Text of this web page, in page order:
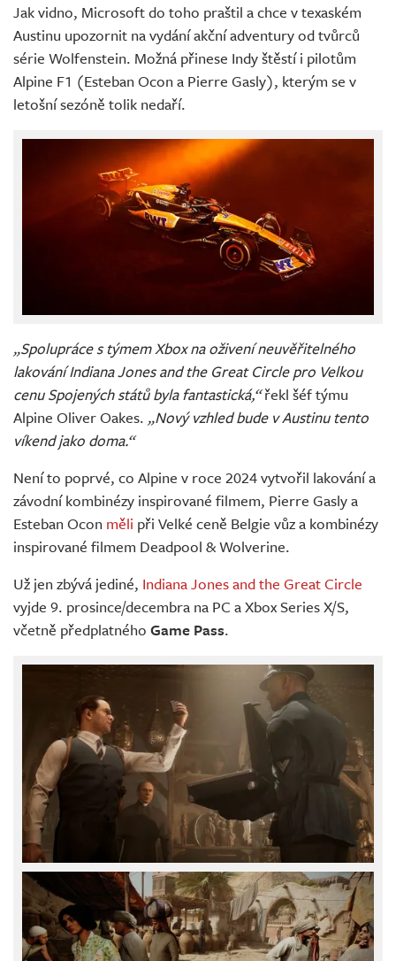
Jak vidno, Microsoft do toho praštil a chce v texaském
Austinu upozornit na vydání akční adventury od tvůrců
série Wolfenstein. Možná přinese Indy štěstí i pilotům
Alpine F1 (Esteban Ocon a Pierre Gasly), kterým se v
letošní sezóně tolik nedaří.
„Spolupráce s týmem Xbox na oživení neuvěřitelného
lakování Indiana Jones and the Great Circle pro Velkou
cenu Spojených států byla fantastická,“řekl šéf týmu
Alpine Oliver Oakes. „Nový vzhled bude v Austinu tento
víkend jako doma.“
Není to poprvé, co Alpine v roce 2024 vytvořil lakování a
závodní kombinézy inspirované filmem, Pierre Gasly a
Esteban Ocon měli při Velké ceně Belgie vůz a kombinézy
inspirované filmem Deadpool & Wolverine.
Už jen zbývá jediné, Indiana Jones and the Great Circle
vyjde 9. prosince/decembra na PC a Xbox Series X/S,
včetně předplatného Game Pass.